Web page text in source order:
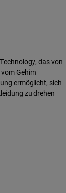
das von
Gehirn
ermöglicht, sich
zu drehen